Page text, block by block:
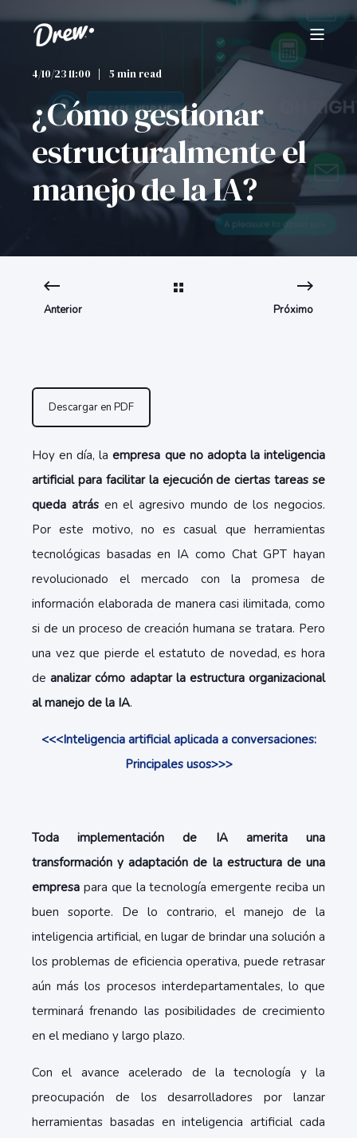
4/10/23 11:00 5 min read
¿Cómo gestionar
estructuralmente el
manejo de la IA?
Anterior Próximo
Descargar en PDF
Hoy en día, laempresa que no adopta la inteligencia
artificial para facilitar la ejecución de ciertas tareas se
queda atrás en el agresivo mundo de los negocios.
Por este motivo, no es casual que herramientas
tecnológicas basadas en IA como Chat GPT hayan
revolucionado el mercado con la promesa de
información elaborada de manera casi ilimitada, como
si de un proceso de creación humana se tratara. Pero
una vez que pierde el estatuto de novedad, es hora
deanalizar cómo adaptar la estructura organizacional
al manejo de la IA.
<<<Inteligencia artificial aplicada a conversaciones:
Principales usos>>>
Toda implementación de IA amerita una
transformación y adaptación de la estructura de una
empresa para que la tecnología emergente reciba un
buen soporte. De lo contrario, elmanejo de la
inteligencia artificial, en lugar de brindar una solución a
los problemas de eficiencia operativa, puede retrasar
aún más los procesos interdepartamentales, lo que
terminará frenando las posibilidades de crecimiento
en el mediano y largo plazo.
Con el avance acelerado de la tecnología y la
preocupación de los desarrolladores por lanzar
herramientas basadas en inteligencia artificial cada